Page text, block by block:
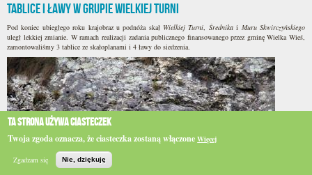
Ta strona używa ciasteczek
Twoja zgoda oznacza, że ciasteczka zostaną włączone Więcej
Zgadzam się
Nie, dziękuję
Szukaj
Topo
Tablice i ławy w Grupie Wielkiej Turni
Pod koniec ubiegłego roku krajobraz u podnóża skał Wielkiej Turni, Średnikai Muru Skwirczyńskiego
uległ lekkiej zmianie. W ramach realizacji zadania publicznego finansowanego przez gminę Wielka Wieś,
zamontowaliśmy 3 tablice ze skałoplanami i 4 ławy do siedzenia.